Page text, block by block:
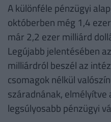
A különféle pénzügyi
októberben még 1,4
már 2,2 ezer milliárd
Legújabb jelentésében
milliárdról beszél az
csomagok nélkül
száradnának,
legsúlyosabb pénzügyi